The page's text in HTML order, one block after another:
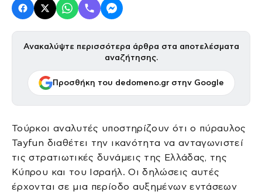
Ανακαλύψτε περισσότερα άρθρα στα αποτελέσματα
αναζήτησης.
Προσθήκη του dedomeno.gr στην Google
Τούρκοι αναλυτές υποστηρίζουν ότι ο πύραυλος
Tayfun διαθέτει την ικανότητα να ανταγωνιστεί
τις στρατιωτικές δυνάμεις της Ελλάδας, της
Κύπρου και του Ισραήλ. Οι δηλώσεις αυτές
έρχονται σε μια περίοδο αυξημένων εντάσεων